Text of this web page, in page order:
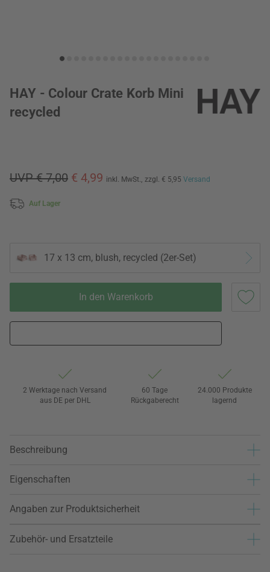
HAY - Colour Crate Korb Mini
recycled
UVP € 7,00 € 4,99 inkl. MwSt., zzgl. € 5,95 Versand
Auf Lager
17 x 13 cm, blush, recycled (2er-Set)
In den Warenkorb
2 Werktage nach Versand
aus DE per DHL
60 Tage
Rückgaberecht
24.000 Produkte
lagernd
Beschreibung
Eigenschaften
Angaben zur Produktsicherheit
Zubehör- und Ersatzteile